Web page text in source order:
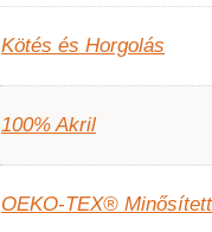
Kötés és Horgolás
100% Akril
OEKO-TEX® Minősített